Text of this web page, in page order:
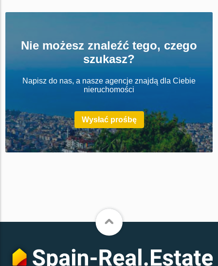
Nie możesz znaleźć tego, czego
szukasz?
Napisz do nas, a nasze agencje znajdą dla Ciebie
nieruchomości
Wysłać prośbę